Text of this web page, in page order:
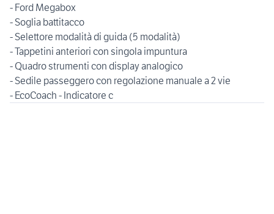
- Ford Megabox
- Soglia battitacco
- Selettore modalità di guida (5 modalità)
- Tappetini anteriori con singola impuntura
- Quadro strumenti con display analogico
- Sedile passeggero con regolazione manuale a 2 vie
- EcoCoach - Indicatore c